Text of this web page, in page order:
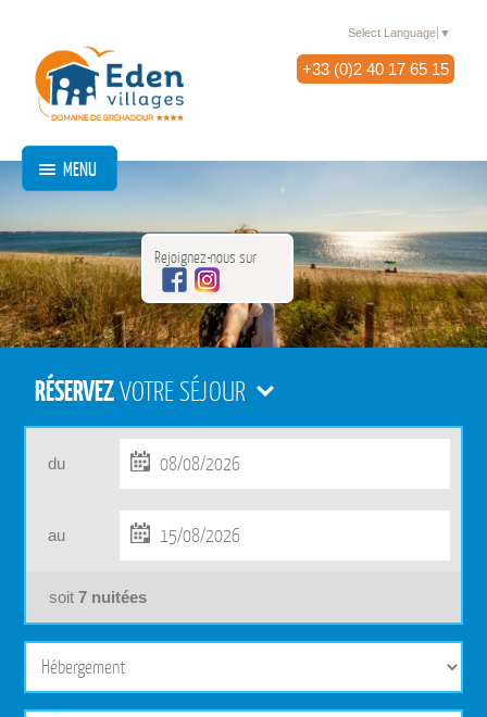
Rejoignez-nous sur
MENU
Select Language ▼
+33 (0)2 40 17 65 15
RÉSERVEZVOTRE SÉJOUR
du
au
soit7 nuitées